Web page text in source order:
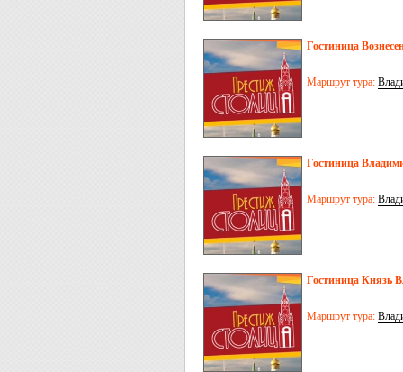
Гостиница
Маршрут тура:
Гостиница
Маршрут тура:
Гостиница Князь
Маршрут тура: